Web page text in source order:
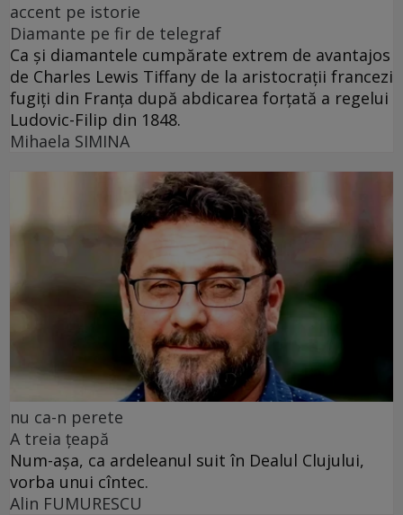
accent pe istorie
Diamante pe fir de telegraf
Ca și diamantele cumpărate extrem de avantajos
de Charles Lewis Tiffany de la aristocrații francezi
fugiți din Franța după abdicarea forțată a regelui
Ludovic-Filip din 1848.
Mihaela SIMINA
nu ca-n perete
A treia țeapă
Num-așa, ca ardeleanul suit în Dealul Clujului,
vorba unui cîntec.
Alin FUMURESCU